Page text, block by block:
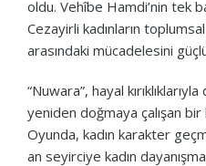
oldu. Vehîbe Hamdi’nin tek
Cezayirli kadınların
arasındaki mücadelesini
“Nuwara”, hayal
yeniden doğmaya çalışan bir
Oyunda, kadın karakter
an seyirciye kadın